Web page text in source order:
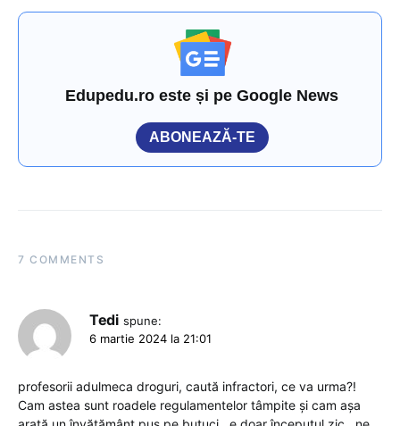
Edupedu.ro este și pe Google News
ABONEAZĂ-TE
7 COMMENTS
Tedi spune:
6 martie 2024 la 21:01
profesorii adulmeca droguri, caută infractori, ce va urma?!
Cam astea sunt roadele regulamentelor tâmpite și cam așa